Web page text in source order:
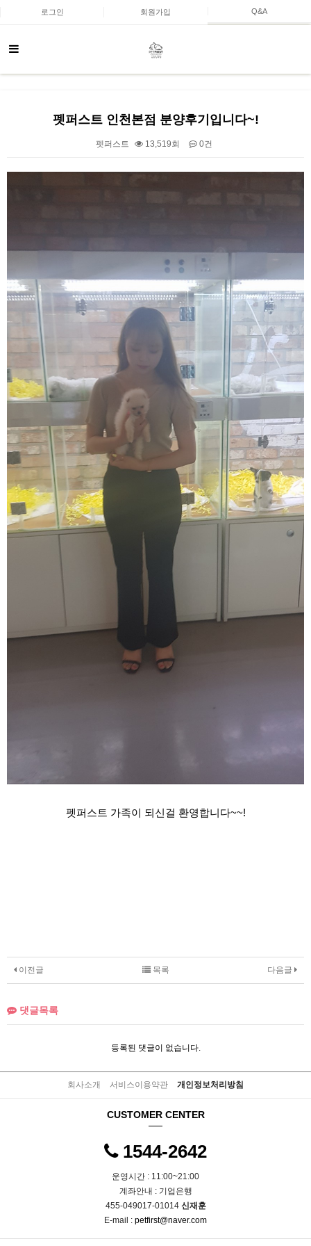
로그인 회원가입 Q&A
펫퍼스트 인천본점 분양후기입니다~!
펫퍼스트 13,519회 0건
펫퍼스트 가족이 되신걸 환영합니다~~!
이전글 다음글
목록
댓글목록
등록된 댓글이 없습니다.
회사소개 서비스이용약관 개인정보처리방침
CUSTOMER CENTER
1544-2642
운영시간 : 11:00~21:00
계좌안내 : 기업은행
455-049017-01014 신재훈
E-mail : petfirst@naver.com